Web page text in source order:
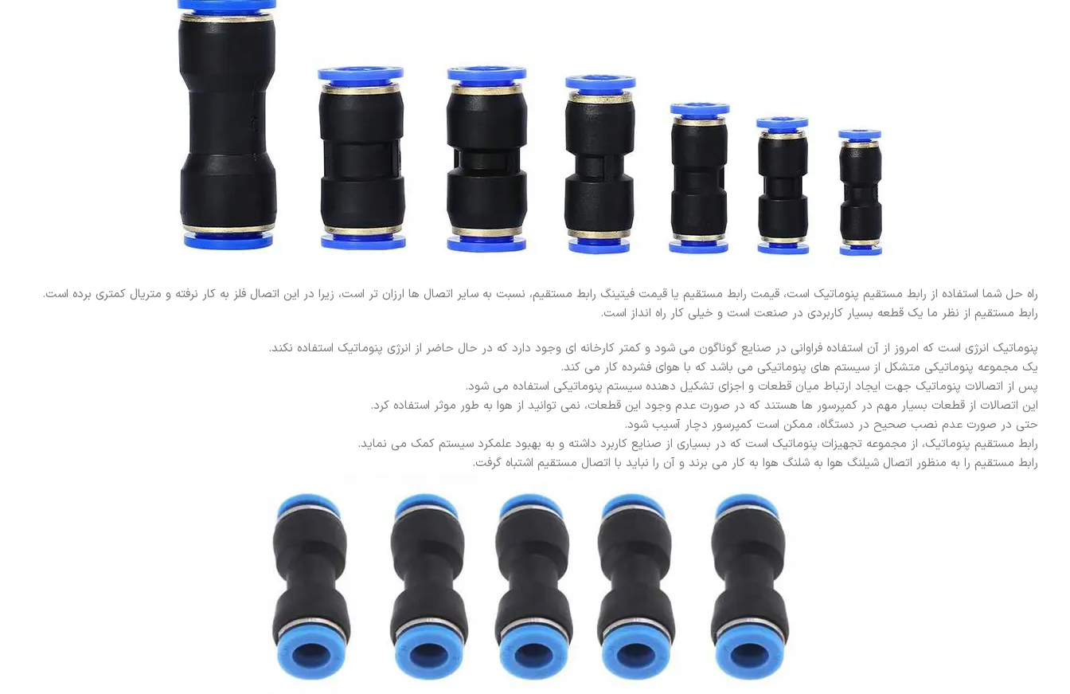
راه حل شما استفاده از رابط مستقیم پنوماتیک است، قیمت رابط مستقیم یا قیمت فیتینگ رابط مستقیم، نسبت به سایر اتصال ها ارزان تر است، زیرا در این اتصال فلز به کار نرفته و متریال کمتری برده است.
رابط مستقیم از نظر ما یک قطعه بسیار کاربردی در صنعت است و خیلی کار راه انداز است.
پنوماتیک انرژی است که امروز از آن استفاده فراوانی در صنایع گوناگون می شود و کمتر کارخانه ای وجود دارد که در حال حاضر از انرژی پنوماتیک استفاده نکند.
یک مجموعه پنوماتیکی متشکل از سیستم های پنوماتیکی می باشد که با هوای فشرده کار می کند.
پس از اتصالات پنوماتیک جهت ایجاد ارتباط میان قطعات و اجزای تشکیل دهنده سیستم پنوماتیکی استفاده می شود.
این اتصالات از قطعات بسیار مهم در کمپرسور ها هستند که در صورت عدم وجود این قطعات، نمی توانید از هوا به طور موثر استفاده کرد.
حتی در صورت عدم نصب صحیح در دستگاه، ممکن است کمپرسور دچار آسیب شود.
رابط مستقیم پنوماتیک، از مجموعه تجهیزات پنوماتیک است که در بسیاری از صنایع کاربرد داشته و به بهبود علمکرد سیستم کمک می نماید.
رابط مستقیم را به منظور اتصال شیلنگ هوا به شلنگ هوا به کار می برند و آن را نباید با اتصال مستقیم اشتباه گرفت.